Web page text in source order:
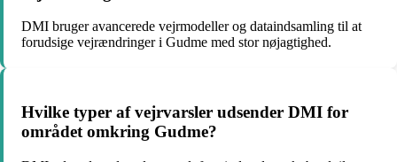
DMI bruger avancerede vejrmodeller og dataindsamling til at
forudsige vejrændringer i Gudme med stor nøjagtighed.
Hvilke typer af vejrvarsler udsender DMI for
området omkring Gudme?